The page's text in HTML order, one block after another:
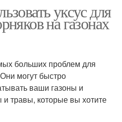
уксус для
на газонах
больших проблем для
могут быстро
ваши газоны и
и травы, которые вы хотите